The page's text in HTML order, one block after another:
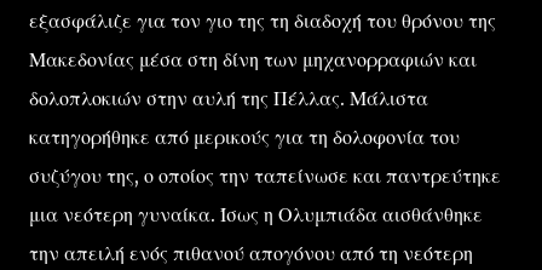
εξασφάλιζε για τον γιο της τη διαδοχή του θρόνου της
Μακεδονίας μέσα στη δίνη των μηχανορραφιών και
δολοπλοκιών στην αυλή της Πέλλας. Μάλιστα
κατηγορήθηκε από μερικούς για τη δολοφονία του
συζύγου της, ο οποίος την ταπείνωσε και παντρεύτηκε
μια νεότερη γυναίκα. Ίσως η Ολυμπιάδα αισθάνθηκε
την απειλή ενός πιθανού απογόνου από τη νεότερη